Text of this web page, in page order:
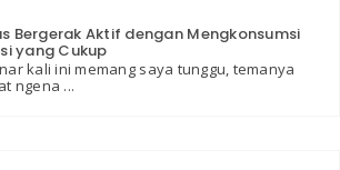
Bergerak Aktif dengan Mengkonsumsi
yang Cukup
kali ini memang saya tunggu, temanya
ngena ...